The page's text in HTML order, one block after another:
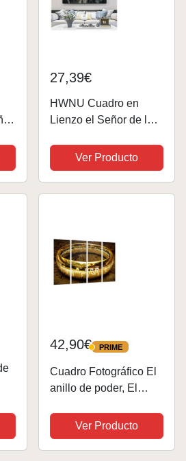
27,39€
HWNU Cuadro en
Lienzo el Señor de los
Pared Cartel de la
película Impresión
Paisaje Óleo sobre
Ver Producto
42,90€ PRIME
PRIME
Cuadro Fotográfico El
anillo de poder, El
Tamaño total: 131 x 62
cm XXL, Multicolor
Ver Producto